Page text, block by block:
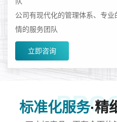
公司有现代化的管理体系、专
情的服务团队
立即咨询
标准化服务·精